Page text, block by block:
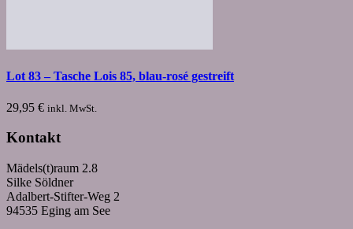
Lot 83 – Tasche Lois 85, blau-rosé gestreift
29,95 € inkl. MwSt.
Kontakt
Mädels(t)raum 2.8
Silke Söldner
Adalbert-Stifter-Weg 2
94535 Eging am See